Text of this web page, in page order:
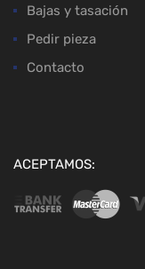
Bajas y tasación
Pedir pieza
Contacto
ACEPTAMOS: